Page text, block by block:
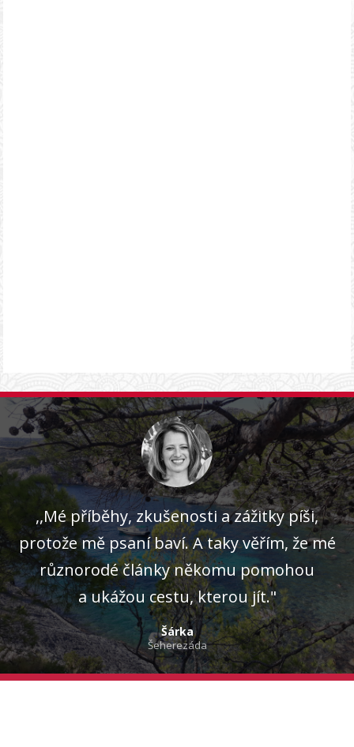
,,Mé příběhy, zkušenosti a zážitky píši,
protože mě psaní baví. A taky věřím, že mé
různorodé články někomu pomohou
a ukážou cestu, kterou jít."
Šárka
Šeherezáda